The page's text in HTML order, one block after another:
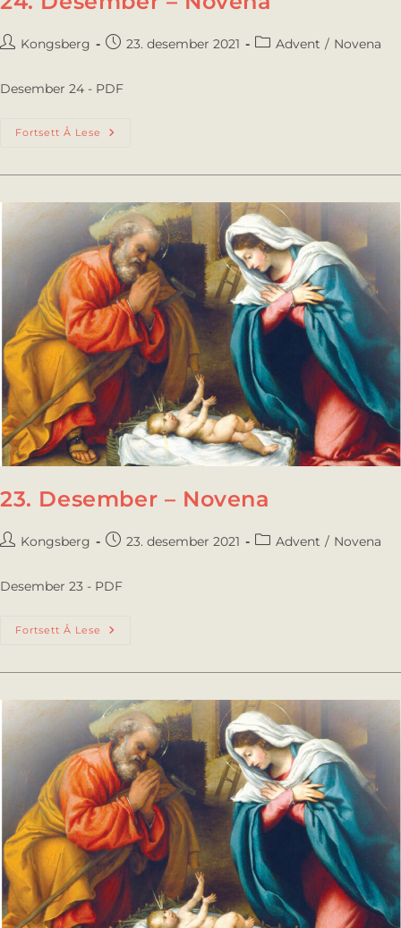
Kongsberg 23. desember 2021 Advent / Novena
Desember 24 - PDF
Fortsett Å Lese
23. Desember – Novena
Kongsberg 23. desember 2021 Advent / Novena
Desember 23 - PDF
Fortsett Å Lese